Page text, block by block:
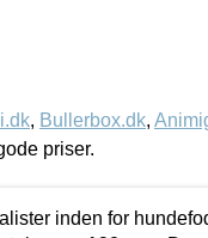
, Bullerbox.dk,
priser.
inden for